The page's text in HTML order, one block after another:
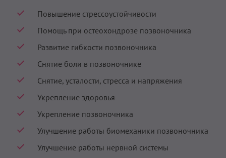
Повышение стрессоустойчивости
Помощь при остеохондрозе позвоночника
Развитие гибкости позвоночника
Снятие боли в позвоночнике
Снятие, усталости, стресса и напряжения
Укрепление здоровья
Укрепление позвоночника
Улучшение работы биомеханики позвоночника
Улучшение работы нервной системы